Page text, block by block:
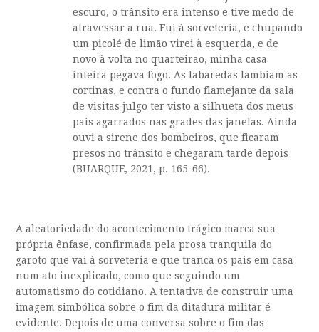
escuro, o trânsito era intenso e tive medo de
atravessar a rua. Fui à sorveteria, e chupando
um picolé de limão virei à esquerda, e de
novo à volta no quarteirão, minha casa
inteira pegava fogo. As labaredas lambiam as
cortinas, e contra o fundo flamejante da sala
de visitas julgo ter visto a silhueta dos meus
pais agarrados nas grades das janelas. Ainda
ouvi a sirene dos bombeiros, que ficaram
presos no trânsito e chegaram tarde depois
(BUARQUE, 2021, p. 165-66).
A aleatoriedade do acontecimento trágico marca sua
própria ênfase, confirmada pela prosa tranquila do
garoto que vai à sorveteria e que tranca os pais em casa
num ato inexplicado, como que seguindo um
automatismo do cotidiano. A tentativa de construir uma
imagem simbólica sobre o fim da ditadura militar é
evidente. Depois de uma conversa sobre o fim das